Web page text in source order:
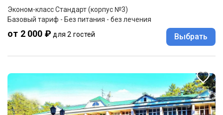
Эконом-класс Стандарт (корпус №3)
Базовый тариф - Без питания - без лечения
от 2 000 ₽ для 2 гостей Выбрать